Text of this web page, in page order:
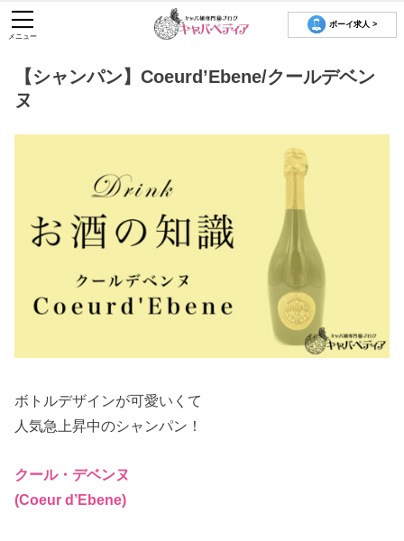
ボーイ求人 >
メニュー
【シャンパン】Coeurd’Ebene/クールデベン
ヌ
ボトルデザインが可愛いくて
人気急上昇中のシャンパン！
クール・デベンヌ
(Coeur d’Ebene)